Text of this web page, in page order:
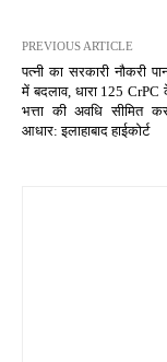
PREVIOUS ARTICLE
पत्नी का सरकारी नौकरी
में बदलाव, धारा 125 CrPC
भत्ता की अवधि सीमित
आधार: इलाहाबाद हाईकोर्ट